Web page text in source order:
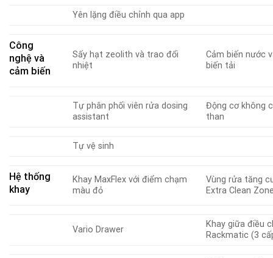
Yên lặng điều chỉnh qua app
Công
nghệ và
cảm biến
Sấy hạt zeolith và trao đổi
nhiệt
Cảm biến nước
biến tải
Tự phân phối viên rửa dosing
assistant
Động cơ không
than
Tự vệ sinh
Hệ thống
khay
Khay MaxFlex với điểm chạm
màu đỏ
Vùng rửa tăng
Extra Clean
Vario Drawer
Khay giữa điều
Rackmatic (3